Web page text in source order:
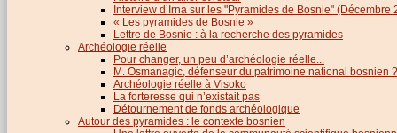
Interview d’Irna sur les "Pyramides de Bosnie" (Décembre
« Les pyramides de Bosnie »
Lettre de Bosnie : à la recherche des pyramides
Archéologie réelle
Pour changer, un peu d’archéologie réelle...
M. Osmanagic, défenseur du patrimoine national bosnien ?
Archéologie réelle à Visoko
La forteresse qui n’existait pas
Détournement de fonds archéologique
Autour des pyramides : le contexte bosnien